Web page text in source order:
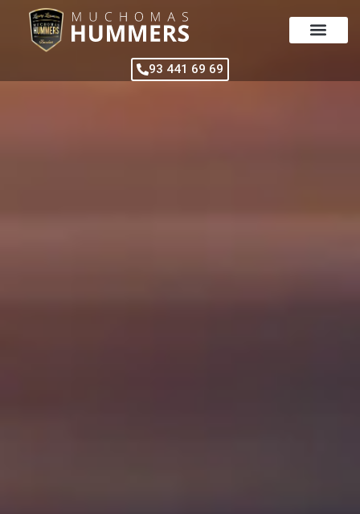
contingut
93 441 69 69